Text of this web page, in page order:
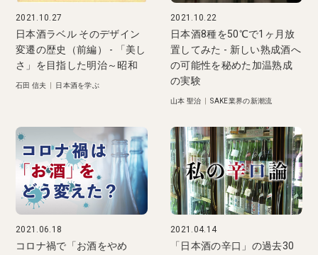
2021.10.27
日本酒ラベル そのデザイン
変遷の歴史（前編） - 「美し
さ」を目指した明治～昭和
石田 信夫 日本酒を学ぶ
2021.10.22
日本酒8種を50℃で1ヶ月放
置してみた - 新しい熟成酒へ
の可能性を秘めた加温熟成
の実験
山本 聖治 |SAKE業界の新潮流
2021.06.18
コロナ禍で「お酒をやめ
2021.04.14
「日本酒の辛口」の過去30